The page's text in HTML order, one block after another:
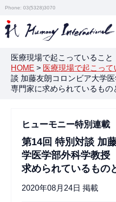
Phone: 03(5328)3070
医療現場で起こっていること
HOME > 医療現場で起こって
談 加藤友朗コロンビア大学
専門家に求められているもの
ヒューモニー特別連載
第14回 特別対談 加
学医学部外科学教授
求められているもの
2020年08月24日 掲載